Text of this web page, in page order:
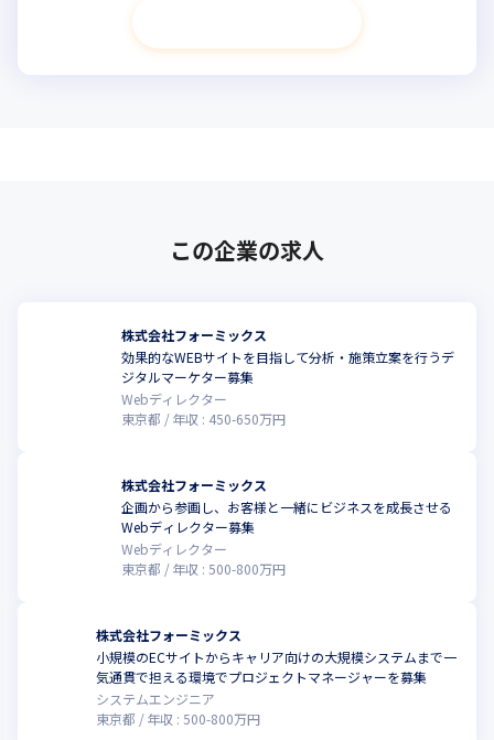
この企業の求人
株式会社フォーミックス
効果的なWEBサイトを目指して分析・施策立案を行うデ
ジタルマーケター募集
Webディレクター
東京都
年収 : 450-650万円
株式会社フォーミックス
企画から参画し、お客様と一緒にビジネスを成長させる
Webディレクター募集
Webディレクター
東京都
年収 :500-800万円
株式会社フォーミックス
小規模のECサイトからキャリア向けの大規模システムまで一
気通貫で担える環境でプロジェクトマネージャーを募集
システムエンジニア
東京都
年収 :500-800万円